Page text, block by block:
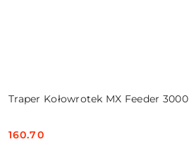
Traper Kołowrotek MX Feeder 3000
Cena:
160.70